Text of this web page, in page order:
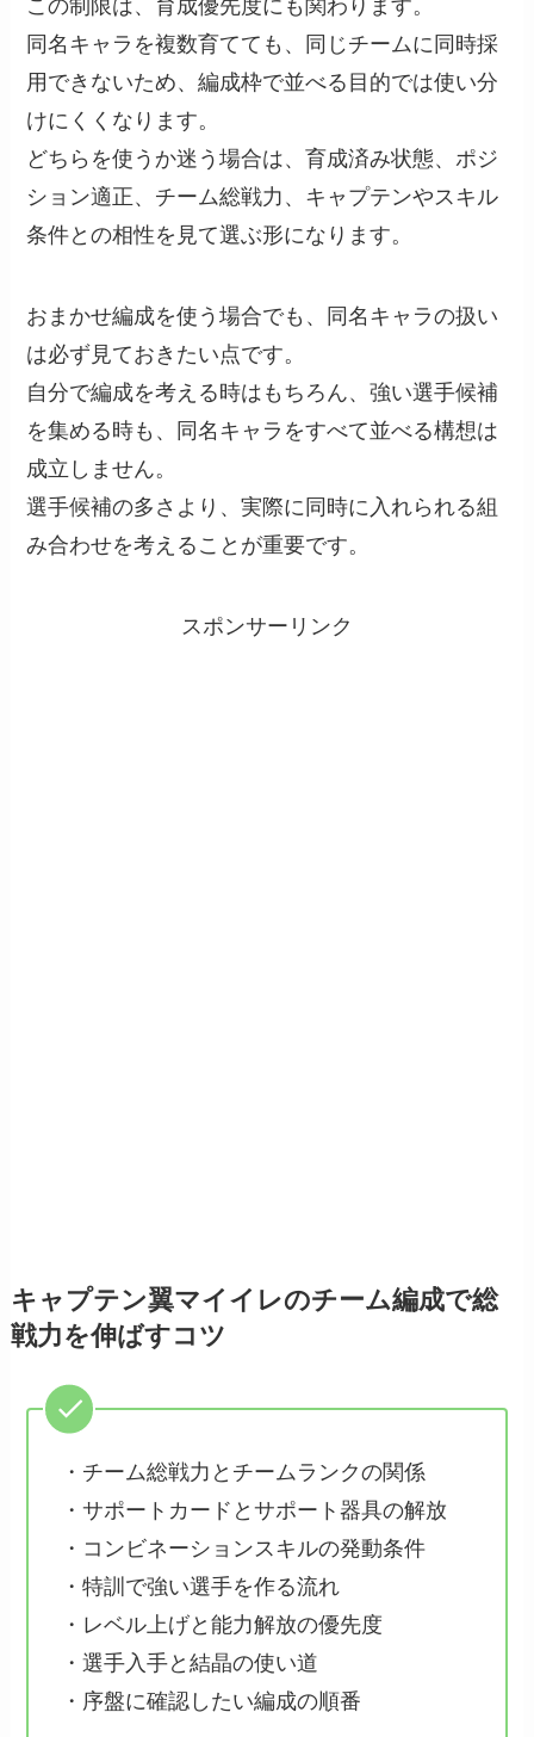
この制限は、育成優先度にも関わります。
同名キャラを複数育てても、同じチームに同時採
用できないため、編成枠で並べる目的では使い分
けにくくなります。
どちらを使うか迷う場合は、育成済み状態、ポジ
ション適正、チーム総戦力、キャプテンやスキル
条件との相性を見て選ぶ形になります。
おまかせ編成を使う場合でも、同名キャラの扱い
は必ず見ておきたい点です。
自分で編成を考える時はもちろん、強い選手候補
を集める時も、同名キャラをすべて並べる構想は
成立しません。
選手候補の多さより、実際に同時に入れられる組
み合わせを考えることが重要です。
スポンサーリンク
キャプテン翼マイイレのチーム編成で総
戦力を伸ばすコツ
・チーム総戦力とチームランクの関係
・サポートカードとサポート器具の解放
・コンビネーションスキルの発動条件
・特訓で強い選手を作る流れ
・レベル上げと能力解放の優先度
・選手入手と結晶の使い道
・序盤に確認したい編成の順番